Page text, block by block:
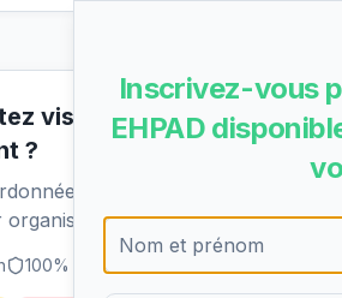
visiter cet
?
et un conseiller vous
une visite.
100% gratuit
Inscrivez-vous
EHPAD